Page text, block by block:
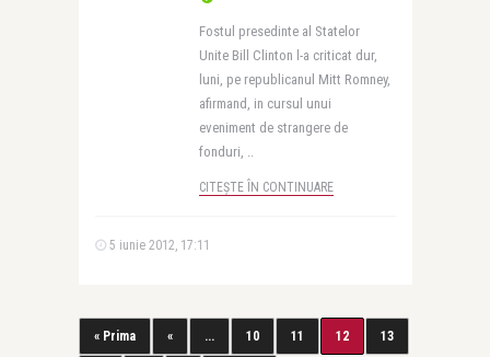
Fostul presedinte al Statelor
Unite Bill Clinton l-a criticat dur,
luni, pe republicanul Mitt Romney,
afirmand, in cursul unui
eveniment de strangere de
fonduri, ..
CITEȘTE ÎN CONTINUARE
5 iunie 2012, 17:11
« Prima « ... 10 11 12 13